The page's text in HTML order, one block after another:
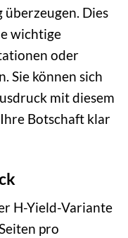
Dies
wichtige
oder
Sie können sich
mit diesem
Botschaft klar
H-Yield-Variante
pro